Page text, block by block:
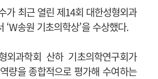
가 최근 열린 제14회 대한성형외과
송원 기초의학상’을 수상했다.
외과학회 산하 기초의학연구회가
량을 종합적으로 평가해 수여하는